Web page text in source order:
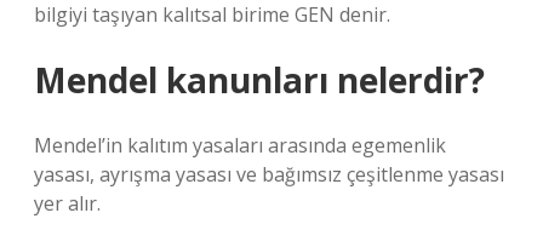
bilgiyi taşıyan kalıtsal birime GEN denir.
Mendel kanunları nelerdir?
Mendel’in kalıtım yasaları arasında egemenlik
yasası, ayrışma yasası ve bağımsız çeşitlenme yasası
yer alır.